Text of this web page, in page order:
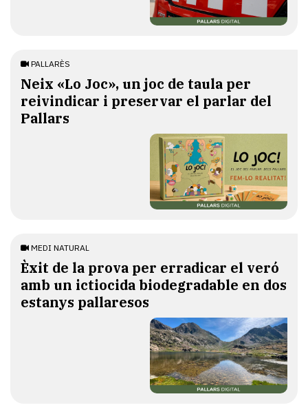
PALLARÈS
​Neix «Lo Joc», un joc de taula per
reivindicar i preservar el parlar del
Pallars
MEDI NATURAL
Èxit de la prova per erradicar el veró
amb un ictiocida biodegradable en dos
estanys pallaresos